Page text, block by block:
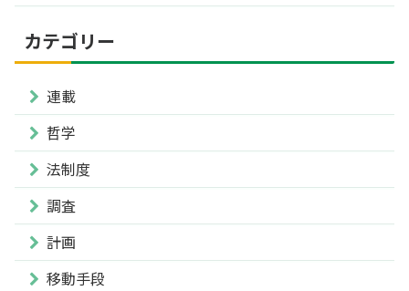
カテゴリー
連載
哲学
法制度
調査
計画
移動手段